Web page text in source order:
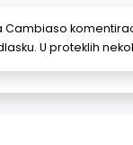
U proteklih